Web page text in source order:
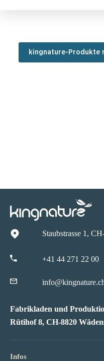
kingnature-Produkte
Staubstrasse 1,
+41 44 271 22 00
Fabrikladen und
Rütihof 8, CH-8820
Infos